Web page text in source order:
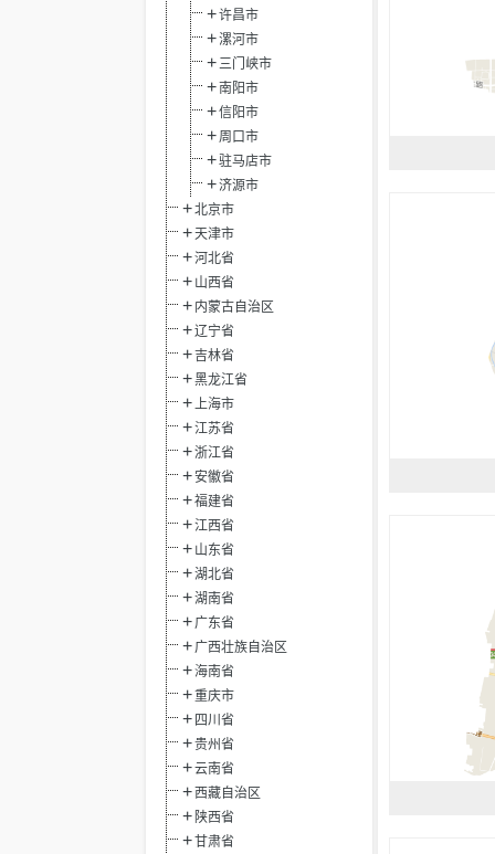
许昌市
漯河市
三门峡市
南阳市
信阳市
周口市
驻马店市
济源市
北京市
天津市
河北省
山西省
内蒙古自治区
辽宁省
吉林省
黑龙江省
上海市
江苏省
浙江省
安徽省
福建省
江西省
山东省
湖北省
湖南省
广东省
广西壮族自治区
海南省
重庆市
四川省
贵州省
云南省
西藏自治区
陕西省
甘肃省